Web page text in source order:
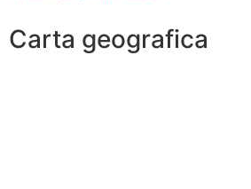
Carta geografica